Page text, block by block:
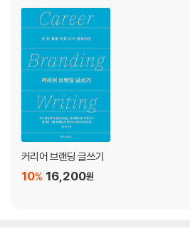
- 목소리를 잃어버리고 나는 쓴다
- 운명을 이기는 글쓰기
- 내향적인 사람도 네트워크를 만들 수 있을까
- 뭉쳐야 넓어지는 세상
- 혼자만 잘 하면 무슨 재민가
- 어떻게 나를 드러낼 것인가
- 무엇부터 써야 할지 모르겠다면
- 당신만 노릴 수 있는 타깃
커리어 브랜딩 글쓰기
16,200원
10%